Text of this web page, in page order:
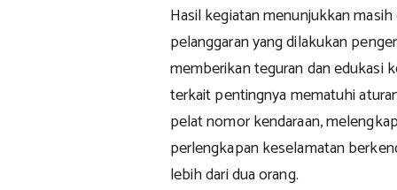
Hasil kegiatan menunjukkan
pelanggaran yang dilakukan
memberikan teguran dan edukasi
terkait pentingnya mematuhi
pelat nomor kendaraan,
perlengkapan keselamatan
lebih dari dua orang.